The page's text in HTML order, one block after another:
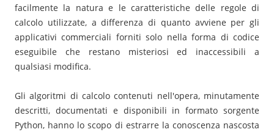
facilmente la natura e le caratteristiche delle regole di
calcolo utilizzate, a differenza di quanto avviene per gli
applicativi commerciali forniti solo nella forma di codice
eseguibile che restano misteriosi ed inaccessibili a
qualsiasi modifica.
Gli algoritmi di calcolo contenuti nell'opera, minutamente
descritti, documentati e disponibili in formato sorgente
Python, hanno lo scopo di estrarre la conoscenza nascosta